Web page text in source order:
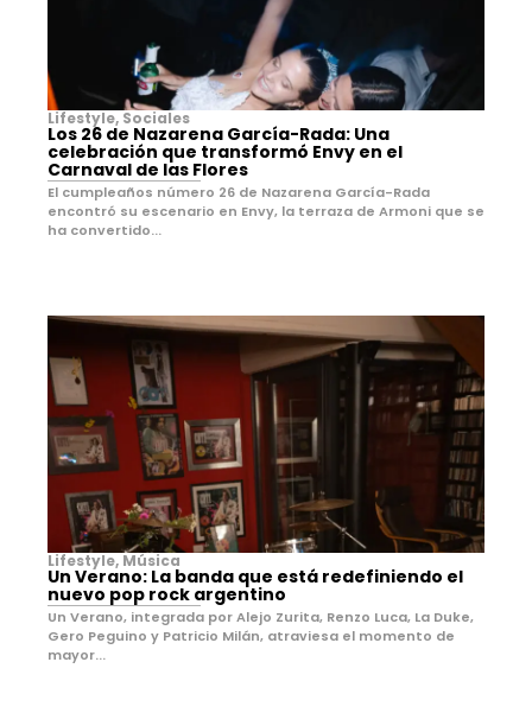
Lifestyle, Sociales
Los 26 de Nazarena García-Rada: Una
celebración que transformó Envy en el
Carnaval de las Flores
El cumpleaños número 26 de Nazarena García-Rada
encontró su escenario en Envy, la terraza de Armoni que se
ha convertido...
Lifestyle, Música
Un Verano: La banda que está redefiniendo el
nuevo pop rock argentino
Un Verano, integrada por Alejo Zurita, Renzo Luca, La Duke,
Gero Peguino y Patricio Milán, atraviesa el momento de
mayor...